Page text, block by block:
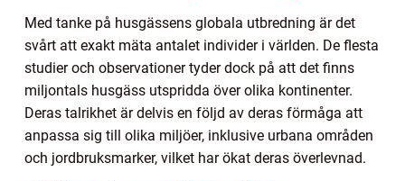
Med tanke på husgässens globala utbredning är det
svårt att exakt mäta antalet individer i världen. De flesta
studier och observationer tyder dock på att det finns
miljontals husgäss utspridda över olika kontinenter.
Deras talrikhet är delvis en följd av deras förmåga att
anpassa sig till olika miljöer, inklusive urbana områden
och jordbruksmarker, vilket har ökat deras överlevnad.